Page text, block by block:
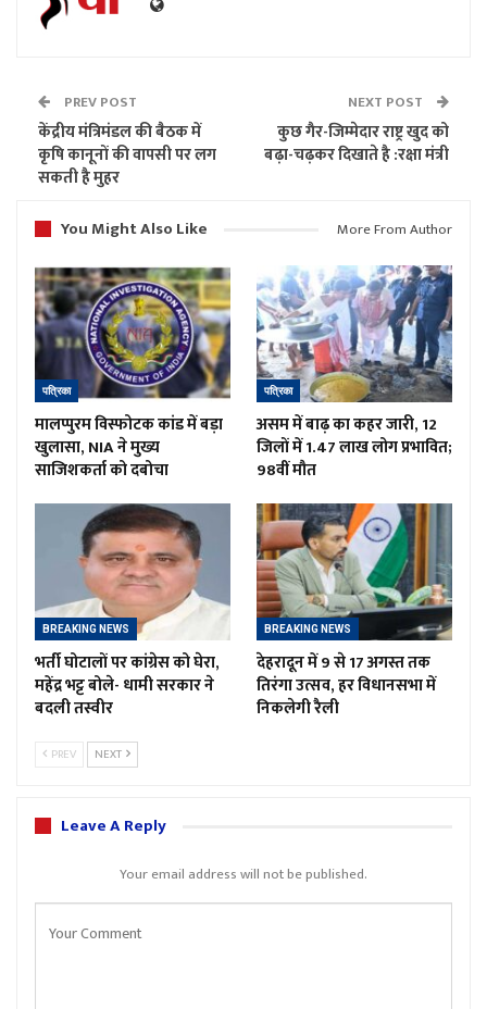
PREV POST
केंद्रीय मंत्रिमंडल की बैठक में
कृषि कानूनों की वापसी पर लग
सकती है मुहर
NEXT POST
कुछ गैर-जिम्मेदार राष्ट्र खुद को
बढ़ा-चढ़कर दिखाते है :रक्षा मंत्री
You Might Also Like More From Author
पत्रिका
मालप्पुरम विस्फोटक कांड में बड़ा
खुलासा, NIA ने मुख्य
साजिशकर्ता को दबोचा
पत्रिका
असम में बाढ़ का कहर जारी, 12
जिलों में 1.47 लाख लोग प्रभावित;
98वीं मौत
BREAKING NEWS
भर्ती घोटालों पर कांग्रेस को घेरा,
महेंद्र भट्ट बोले- धामी सरकार ने
बदली तस्वीर
BREAKING NEWS
देहरादून में 9 से 17 अगस्त तक
तिरंगा उत्सव, हर विधानसभा में
निकलेगी रैली
PREV NEXT
Leave A Reply
Your email address will not be published.